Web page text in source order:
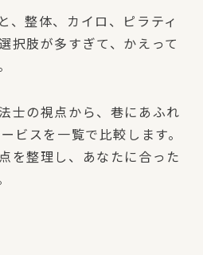
、整体、カイロ、ピラティ
肢が多すぎて、かえって
士の視点から、巷にあふれ
ビスを一覧で比較します。
を整理し、あなたに合った